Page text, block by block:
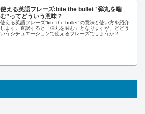
使える英語フレーズ:bite the bullet ”弾丸を噛
む”ってどういう意味？
使える英語フレーズ”bite the bullet"の意味と使い方を紹介
します。直訳すると「弾丸を噛む」となりますが、どどう
いうシチュエーションで使えるフレーズでしょうか？